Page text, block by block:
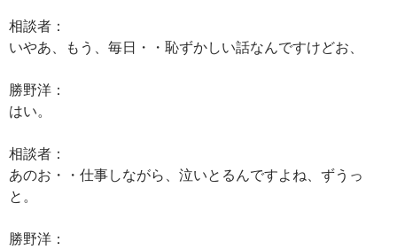
相談者：
いやあ、もう、毎日・・恥ずかしい話なんですけどお、
勝野洋：
はい。
相談者：
あのお・・仕事しながら、泣いとるんですよね、ずうっ
と。
勝野洋：